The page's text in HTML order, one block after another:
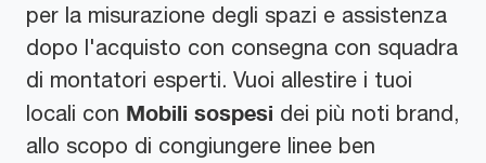
per la misurazione degli spazi e assistenza
dopo l'acquisto con consegna con squadra
di montatori esperti. Vuoi allestire i tuoi
locali con Mobili sospesi dei più noti brand,
allo scopo di congiungere linee ben